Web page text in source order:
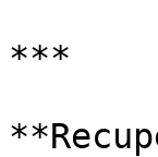
***